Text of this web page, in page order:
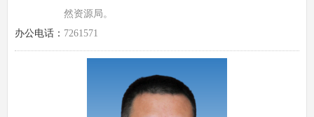
然资源局。
办公电话： 7261571